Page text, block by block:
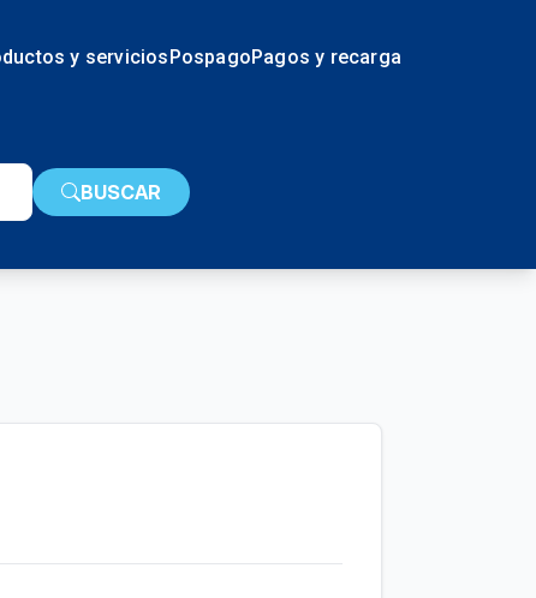
y serviciosPospagoPagos y recarga
BUSCAR